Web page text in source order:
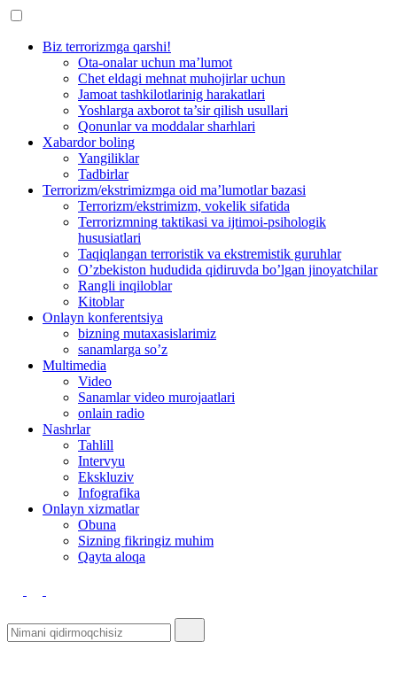
Biz terrorizmga qarshi!
Ota-onalar uchun ma’lumot
Chet eldagi mehnat muhojirlar uchun
Jamoat tashkilotlarinig harakatlari
Yoshlarga axborot ta’sir qilish usullari
Qonunlar va moddalar sharhlari
Xabardor boling
Yangiliklar
Tadbirlar
Terrorizm/ekstrimizmga oid ma’lumotlar bazasi
Terrorizm/ekstrimizm, vokelik sifatida
Terrorizmning taktikasi va ijtimoi-psihologik
hususiatlari
Taqiqlangan terroristik va ekstremistik guruhlar
O’zbekiston hududida qidiruvda bo’lgan jinoyatchilar
Rangli inqiloblar
Kitoblar
Onlayn konferentsiya
bizning mutaxasislarimiz
sanamlarga so’z
Multimedia
Video
Sanamlar video murojaatlari
onlain radio
Nashrlar
Tahlill
Intervyu
Ekskluziv
Infografika
Оnlayn xizmatlar
Obuna
Sizning fikringiz muhim
Qayta aloqa